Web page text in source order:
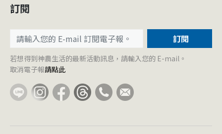
訂閱
訂閱
若想得到神農生活的最新活動訊息，請輸入您的 E-mail。
取消電子報請點此